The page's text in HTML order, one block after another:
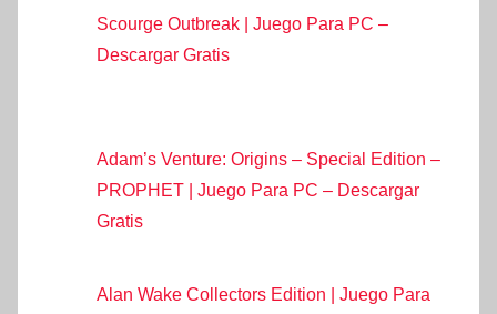
Scourge Outbreak | Juego Para PC –
Descargar Gratis
Adam’s Venture: Origins – Special Edition –
PROPHET | Juego Para PC – Descargar
Gratis
Alan Wake Collectors Edition | Juego Para